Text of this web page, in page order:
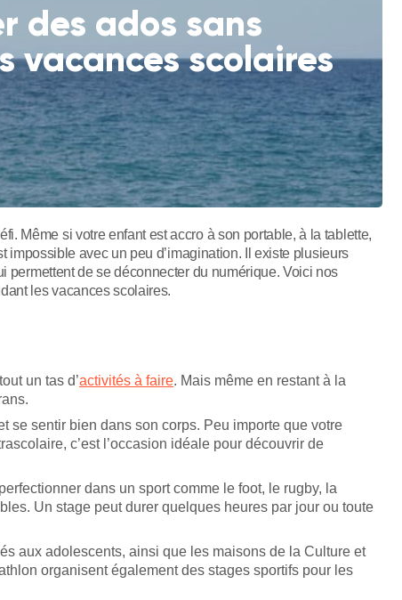
des ados sans
vacances scolaires
Même si votre enfant est accro à son portable, à la tablette,
impossible avec un peu d’imagination. Il existe plusieurs
permettent de se déconnecter du numérique. Voici nos
les vacances scolaires.
un tas d’activités à faire. Mais même en restant à la
se sentir bien dans son corps. Peu importe que votre
c’est l’occasion idéale pour découvrir de
dans un sport comme le foot, le rugby, la
Un stage peut durer quelques heures par jour ou toute
aux adolescents, ainsi que les maisons de la Culture et
organisent également des stages sportifs pour les